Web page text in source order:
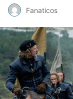
Fanaticos